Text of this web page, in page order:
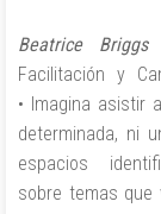
Beatrice
Facilitación y
• Imagina asistir
determinada, ni
espacios
sobre temas que